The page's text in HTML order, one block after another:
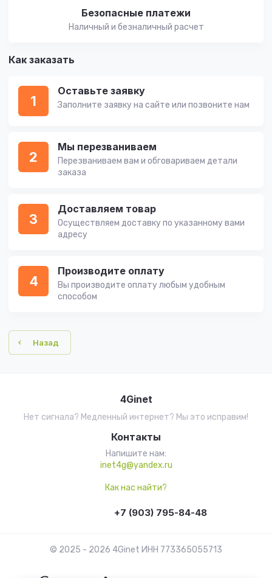
Безопасные платежи
Наличный и безналичный расчет
Как заказать
1
Оставьте заявку
Заполните заявку на сайте или позвоните нам
2
Мы перезваниваем
Перезваниваем вам и обговариваем детали
заказа
3
Доставляем товар
Осуществляем доставку по указанному вами
адресу
4
Производите оплату
Вы производите оплату любым удобным
способом
Назад
4Ginet
Нет сигнала? Медленный интернет? Мы это исправим!
Контакты
Напишите нам:
inet4g@yandex.ru
Как нас найти?
+7 (903) 795-84-48
© 2025 - 2026 4Ginet ИНН 773365055713